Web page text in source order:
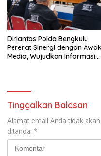
Dirlantas Polda Bengkulu
Pererat Sinergi dengan Awak
Media, Wujudkan Informasi
Tinggalkan Balasan
Alamat email Anda tidak
ditandai *